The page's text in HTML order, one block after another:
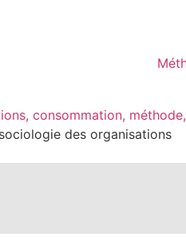
consommation,
des organisations